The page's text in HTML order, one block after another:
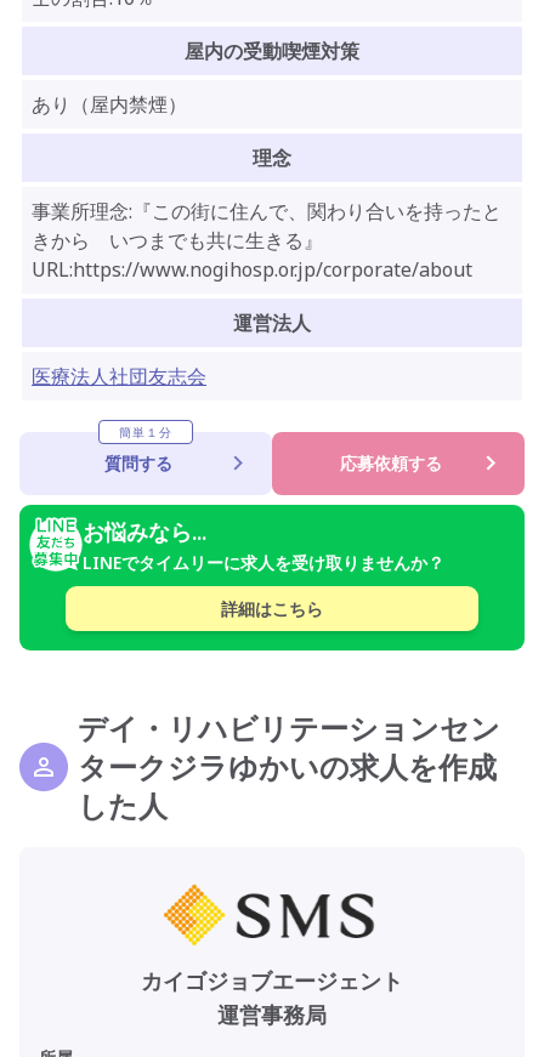
屋内の受動喫煙対策
あり（屋内禁煙）
理念
事業所理念:『この街に住んで、関わり合いを持ったと
きから いつまでも共に生きる』
URL:https://www.nogihosp.or.jp/corporate/about
運営法人
医療法人社団友志会
簡単１分
質問する 応募依頼する
お悩みなら...
LINEでタイムリーに求人を受け取りませんか？
詳細はこちら
デイ・リハビリテーションセン
タークジラゆかいの求人を作成
した人
カイゴジョブエージェント
運営事務局